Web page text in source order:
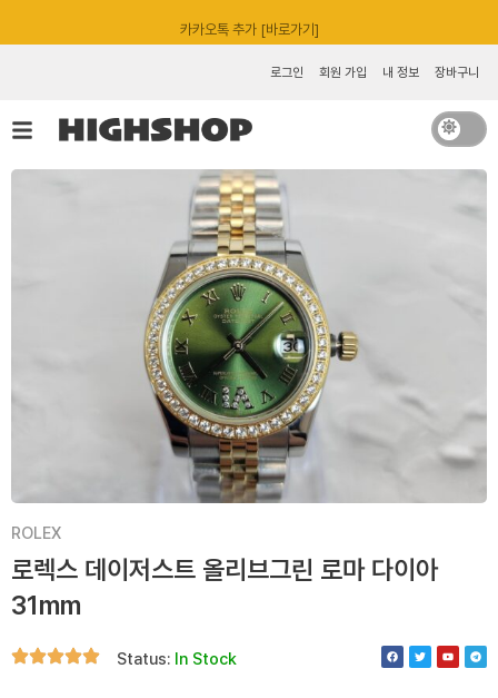
건
너
뛰
로그인 회원 가입 내 정보 장바구니
ROLEX
로렉스 데이저스트 올리브그린 로마 다이아
31mm
Status: In Stock
F
a
c
T
w
i
Y
o
u
T
e
l